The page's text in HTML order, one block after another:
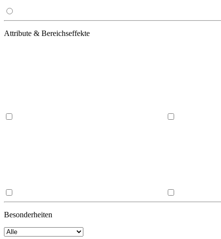
Attribute & Bereichseffekte
Besonderheiten